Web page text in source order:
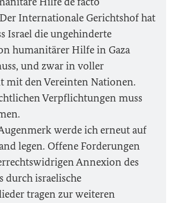
Internationale Gerichtshof hat
Israel die ungehinderte
humanitärer Hilfe in Gaza
und zwar in voller
mit den Vereinten Nationen.
Verpflichtungen muss
werde ich erneut auf
legen. Offene Forderungen
Annexion des
durch israelische
tragen zur weiteren